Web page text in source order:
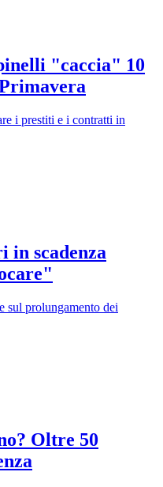
"caccia" 10
i prestiti e i contratti in
in scadenza
sul prolungamento dei
Oltre 50